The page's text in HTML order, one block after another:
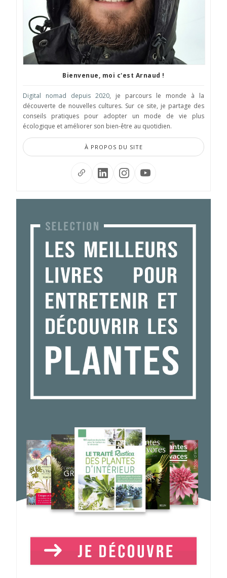
Bienvenue, moi c'est Arnaud !
Digital nomad depuis 2020, je parcours le monde à la
découverte de nouvelles cultures. Sur ce site, je partage des
conseils pratiques pour adopter un mode de vie plus
écologique et améliorer son bien-être au quotidien.
À PROPOS DU SITE